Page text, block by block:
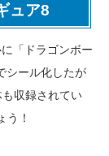
ュア8
「ドラゴンボー
シール化したが
収録されてい
う！